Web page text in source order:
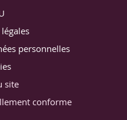
personnelles
site
conforme